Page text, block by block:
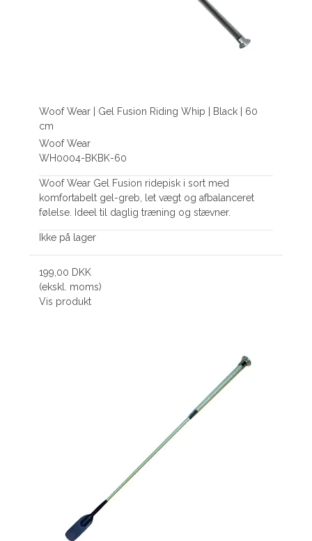
Woof Wear | Gel Fusion Riding Whip | Black | 60
cm
Woof Wear
WH0004-BKBK-60
Woof Wear Gel Fusion ridepisk i sort med
komfortabelt gel-greb, let vægt og afbalanceret
følelse. Ideel til daglig træning og stævner.
Ikke på lager
199,00 DKK
(ekskl. moms)
Vis produkt